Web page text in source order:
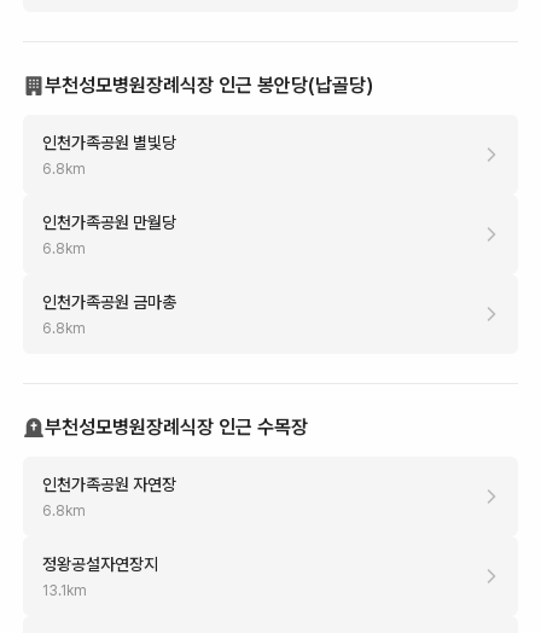
부천성모병원장례식장 인근 봉안당(납골당)
인천가족공원 별빛당
6.8 km
인천가족공원 만월당
6.8 km
인천가족공원 금마총
6.8 km
부천성모병원장례식장 인근 수목장
인천가족공원 자연장
6.8 km
정왕공설자연장지
13.1 km